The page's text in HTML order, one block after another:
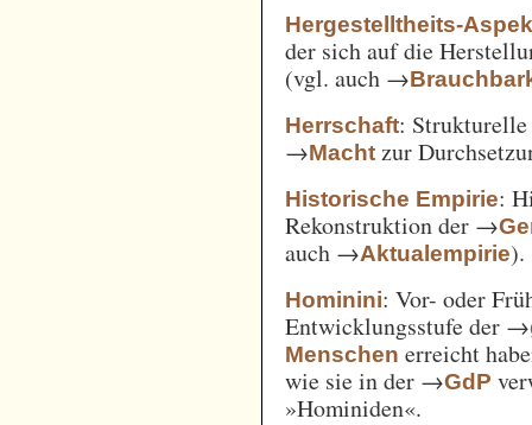
Hergestelltheits-
der sich auf die
(vgl. auch →
Herrschaft: Strukturelle
→Macht zur
Historische Empirie:
Rekonstruktion der →
auch →Aktualempirie).
Hominini: Vor- oder
Entwicklungsstufe der →
Menschen erreicht
wie sie in der →GdP
»Hominiden«.